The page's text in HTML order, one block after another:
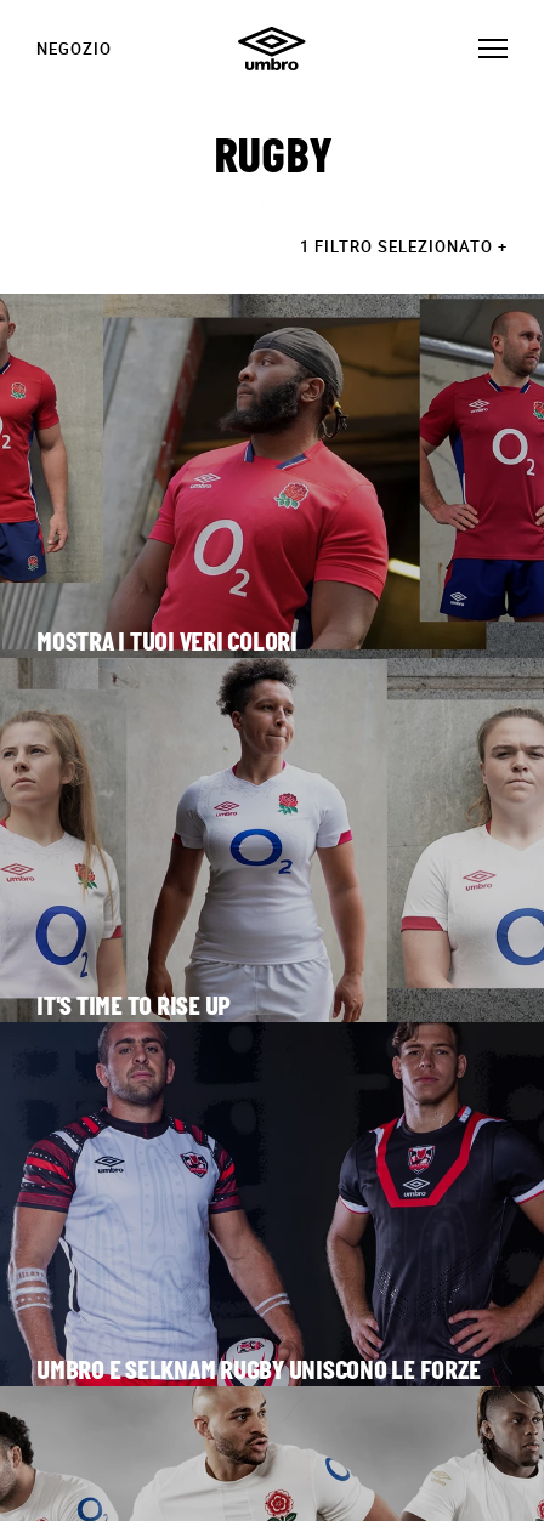
NEGOZIO
RUGBY
1 FILTRO SELEZIONATO +
STORIE
MOSTRA I TUOI VERI COLORI
IT'S TIME TO RISE UP
UMBRO E SELKNAM RUGBY UNISCONO LE FORZE